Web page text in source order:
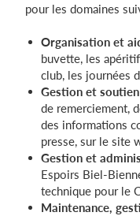
pour les domaines
Organisation et
buvette, les
club, les journées
Gestion et
de remerciement,
des informations
presse, sur le site
Gestion et
Espoirs Biel-
technique pour le
Maintenance,